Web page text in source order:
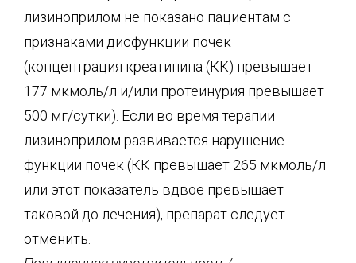
лизиноприлом не показано пациентам с
признаками дисфункции почек
(концентрация креатинина (КК) превышает
177 мкмоль/л и/или протеинурия превышает
500 мг/сутки). Если во время терапии
лизиноприлом развивается нарушение
функции почек (КК превышает 265 мкмоль/л
или этот показатель вдвое превышает
таковой до лечения), препарат следует
отменить.